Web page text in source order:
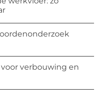
verbouwing en